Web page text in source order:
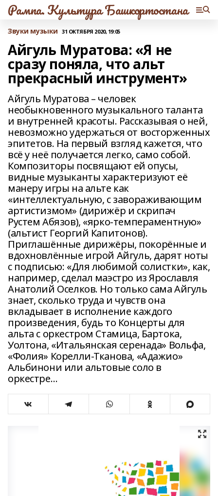
Рампа. Культура Башкортостана
Звуки музыки 31 ОКТЯБРЯ 2020, 19:05
Айгуль Муратова: «Я не
сразу поняла, что альт
прекрасный инструмент»
Айгуль Муратова – человек
необыкновенного музыкального таланта
и внутренней красоты. Рассказывая о ней,
невозможно удержаться от восторженных
эпитетов. На первый взгляд кажется, что
всё у неё получается легко, само собой.
Композиторы посвящают ей опусы,
видные музыканты характеризуют её
манеру игры на альте как
«интеллектуальную, с завораживающим
артистизмом» (дирижёр и скрипач
Рустем Абязов), «ярко-темпераментную»
(альтист Георгий Капитонов).
Приглашённые дирижёры, покорённые и
вдохновлённые игрой Айгуль, дарят ноты
с подписью: «Для любимой солистки», как,
например, сделал маэстро из Ярославля
Анатолий Оселков. Но только сама Айгуль
знает, сколько труда и чувств она
вкладывает в исполнение каждого
произведения, будь то Концерты для
альта с оркестром Стамица, Бартока,
Уолтона, «Итальянская серенада» Вольфа,
«Фолия» Корелли-Тканова, «Адажио»
Альбинони или альтовые соло в
оркестре…